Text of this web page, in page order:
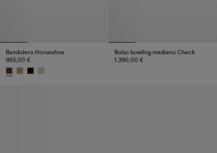
Bandolera Horseshoe
955,00 €
Bolso bowling mediano Check
1.390,00 €